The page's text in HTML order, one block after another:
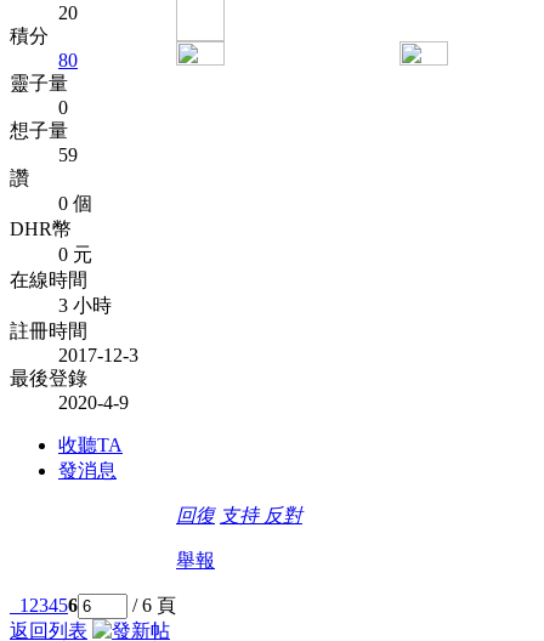
20
積分
80
靈子量
0
想子量
59
讚
0 個
DHR幣
0 元
在線時間
3 小時
註冊時間
2017-12-3
最後登錄
2020-4-9
收聽TA
發消息
回復 支持 反對
舉報
1 23456
/ 6 頁
返回列表